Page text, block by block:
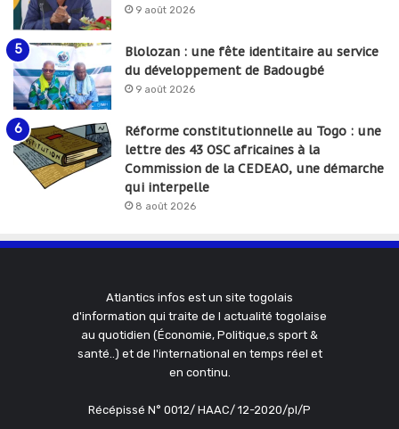
9 août 2026
Blolozan : une fête identitaire au service
du développement de Badougbé
9 août 2026
Réforme constitutionnelle au Togo : une
lettre des 43 OSC africaines à la
Commission de la CEDEAO, une démarche
qui interpelle
8 août 2026
Atlantics infos est un site togolais
d'information qui traite de l actualité togolaise
au quotidien (Économie, Politique,s sport &
santé..) et de l'international en temps réel et
en continu.
Récépissé N° 0012/ HAAC/ 12-2020/pl/P